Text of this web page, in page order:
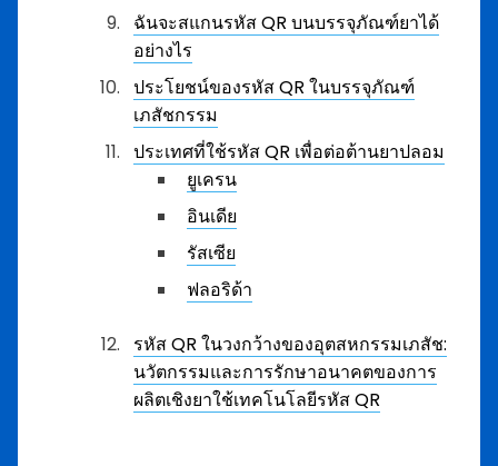
ฉันจะสแกนรหัส QR บนบรรจุภัณฑ์ยาได้
อย่างไร
ประโยชน์ของรหัส QR ในบรรจุภัณฑ์
เภสัชกรรม
ประเทศที่ใช้รหัส QR เพื่อต่อต้านยาปลอม
ยูเครน
อินเดีย
รัสเซีย
ฟลอริด้า
รหัส QR ในวงกว้างของอุตสหกรรมเภสัช:
นวัตกรรมและการรักษาอนาคตของการ
ผลิตเชิงยาใช้เทคโนโลยีรหัส QR